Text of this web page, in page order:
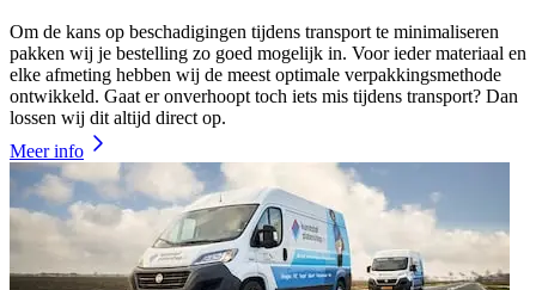
Om de kans op beschadigingen tijdens transport te minimaliseren
pakken wij je bestelling zo goed mogelijk in. Voor ieder materiaal en
elke afmeting hebben wij de meest optimale verpakkingsmethode
ontwikkeld. Gaat er onverhoopt toch iets mis tijdens transport? Dan
lossen wij dit altijd direct op.
Meer info